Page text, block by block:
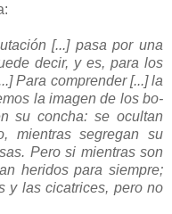
[...] pasa por una
decir, y es, para los
Para comprender [...] la
la imagen de los bo­
su concha: se ocultan
mientras segregan su
Pero si mientras son
heridos para siempre;
y las cicatrices, pero no